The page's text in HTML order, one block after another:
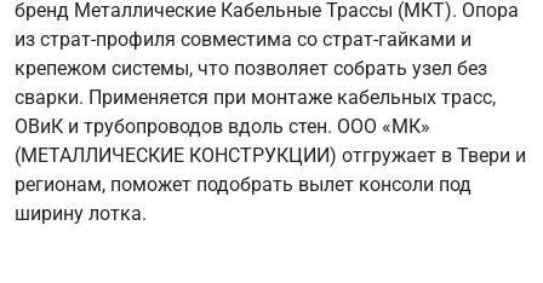
бренд Металлические Кабельные Трассы (МКТ). Опора
из страт-профиля совместима со страт-гайками и
крепежом системы, что позволяет собрать узел без
сварки. Применяется при монтаже кабельных трасс,
ОВиК и трубопроводов вдоль стен. ООО «МК»
(МЕТАЛЛИЧЕСКИЕ КОНСТРУКЦИИ) отгружает в Твери и
регионам, поможет подобрать вылет консоли под
ширину лотка.